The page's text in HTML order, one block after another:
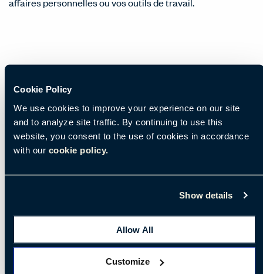
Cookie Policy
We use cookies to improve your experience on our site
and to analyze site traffic. By continuing to use this
website, you consent to the use of cookies in accordance
with our cookie policy.
Show details
Allow All
Customize